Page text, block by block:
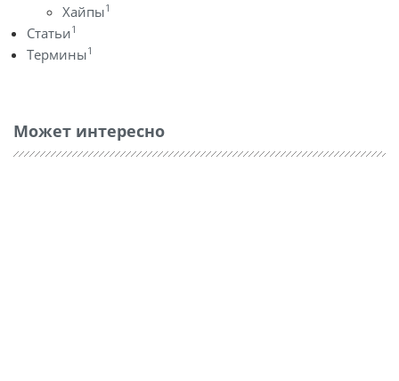
Хайпы1
Статьи1
Термины1
Может интересно